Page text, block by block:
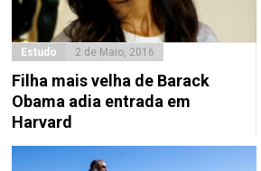
Estudo 2 de Maio, 2016
Filha mais velha de Barack
Obama adia entrada em
Harvard